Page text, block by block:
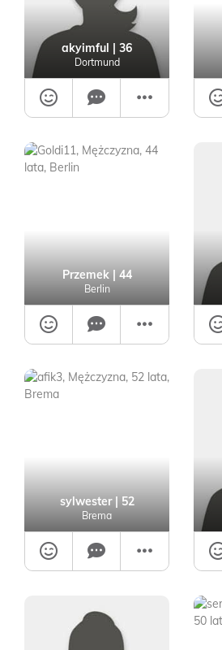
akyimful | 36
Dortmund
Przemek| 44
Berlin
sylwester| 52
Brema